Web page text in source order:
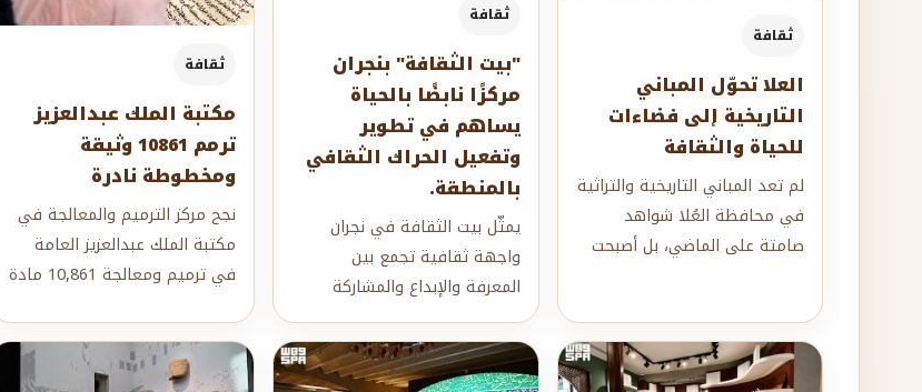
ثقافة
العلا تحوّل المباني
التاريخية إلى فضاءات
للحياة والثقافة
لم تعد المباني التاريخية والتراثية
في محافظة العُلا شواهد
صامتة على الماضي، بل أصبحت
ثقافة
"بيت الثقافة" بنجران
مركزًا نابضًا بالحياة
يساهم في تطوير
وتفعيل الحراك الثقافي
بالمنطقة.
يمثّل بيت الثقافة في نجران
واجهة ثقافية تجمع بين
المعرفة والإبداع والمشاركة
المجتمعية. ومن خلال برامجه
المتنوعة وفعاليات...
ثقافة
مكتبة الملك عبدالعزيز
ترمم 10861 وثيقة
ومخطوطة نادرة
نجح مركز الترميم والمعالجة في
مكتبة الملك عبدالعزيز العامة
في ترميم ومعالجة 10,861 مادة
المك...